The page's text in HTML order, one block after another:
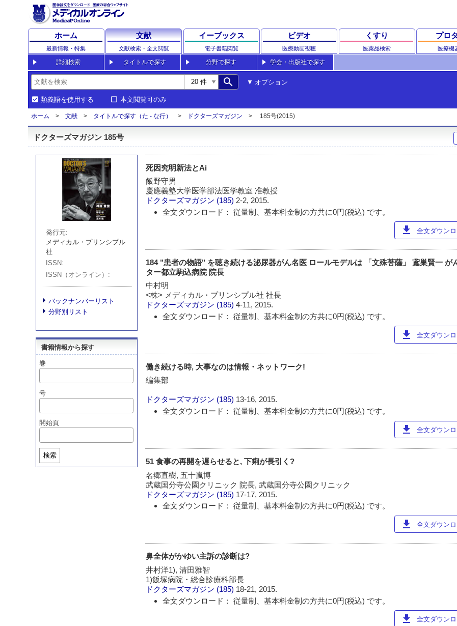
ホーム
最新情報・特集
文献
文献検索・全文閲覧
イーブックス
電子書籍閲覧
ビデオ
医療動画視聴
くすり
医薬品検索
プロ
医療機
詳細検索 タイトルで探す 分野で探す 学会・出版社で探す
search オプション
類義語を使用する 本文閲覧可のみ
ホーム 文献 タイトルで探す（た - な行） ドクターズマガジン 185号(2015)
ドクターズマガジン 185号
発行元
メディカル・プリンシプル
社
ISSN
ISSN（オンライン）
バックナンバーリスト
分野別リスト
書籍情報から探す
巻
号
開始頁
検索
死因究明新法とAi
飯野守男
慶應義塾大学医学部法医学教室 准教授
ドクターズマガジン (185) 2-2, 2015.
全文ダウンロード： 従量制、基本料金制の方共に0円(税込) です。
download 全文ダウン
184 "患者の物語" を聴き続ける泌尿器がん名医 ロールモデルは 「文殊菩薩」 鳶巣賢一 が
ター都立駒込病院 院長
中村明
<株> メディカル・プリンシプル社 社長
ドクターズマガジン (185)4-11, 2015.
全文ダウンロード： 従量制、基本料金制の方共に0円(税込) です。
download 全文ダウン
働き続ける時, 大事なのは情報・ネットワーク!
編集部
ドクターズマガジン (185) 13-16, 2015.
全文ダウンロード： 従量制、基本料金制の方共に0円(税込) です。
download 全文ダウン
51 食事の再開を遅らせると, 下痢が長引く?
名郷直樹, 五十嵐博
武蔵国分寺公園クリニック 院長, 武蔵国分寺公園クリニック
ドクターズマガジン (185) 17-17, 2015.
全文ダウンロード： 従量制、基本料金制の方共に0円(税込) です。
download 全文ダウン
鼻全体がかゆい主訴の診断は?
井村洋1), 清田雅智
1)飯塚病院・総合診療科部長
ドクターズマガジン (185) 18-21, 2015.
全文ダウンロード： 従量制、基本料金制の方共に0円(税込) です。
download 全文ダウン